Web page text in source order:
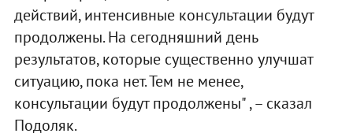
действий, интенсивные консультации будут
продолжены. На сегодняшний день
результатов, которые существенно улучшат
ситуацию, пока нет. Тем не менее,
консультации будут продолжены" , – сказал
Подоляк.